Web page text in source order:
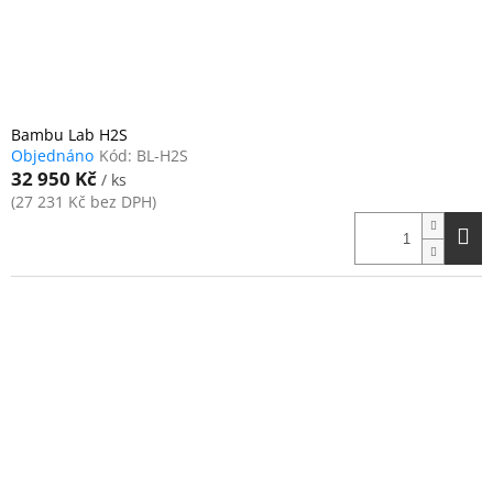
Bambu Lab H2S
Objednáno Kód: BL-H2S
32 950 Kč / ks
(27 231 Kč bez DPH)